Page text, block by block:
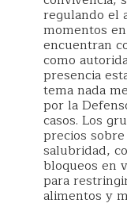
regulando el
momentos
encuentran
como
presencia
tema nada
por la
casos. Los
precios
salubridad,
bloqueos en
para
alimentos y